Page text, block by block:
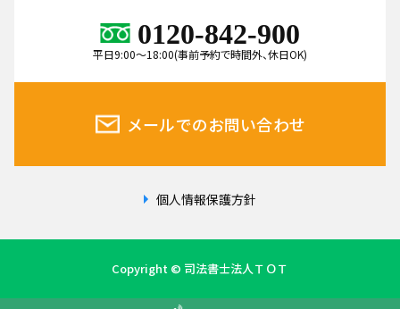
0120-842-900
平日9:00～18:00(事前予約で時間外、休日OK)
メールでのお問い合わせ
個人情報保護方針
Copyright © 司法書士法人ＴＯＴ